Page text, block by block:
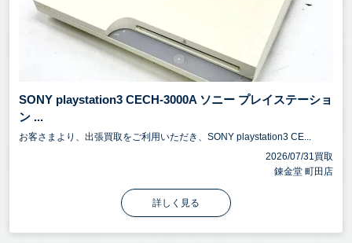
SONY playstation3 CECH-3000A ソニー プレイステーショ
ン ...
お客さまより、出張買取をご利用いただき、SONY playstation3 CE...
2026/07/31買取
錬金堂 町田店
詳しく見る